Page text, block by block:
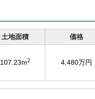
土地面積 価格
107.23m2 4,480万円